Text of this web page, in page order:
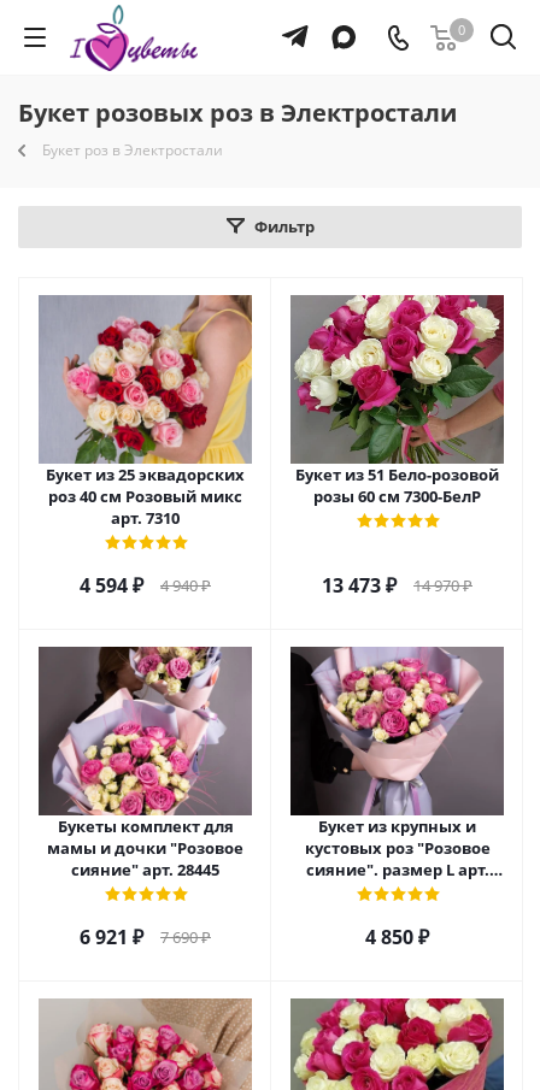
0
Букет розовых роз в Электростали
Букет роз в Электростали
Фильтр
Букет из 25 эквадорских
роз 40 см Розовый микс
арт. 7310
4 594₽ 4 940₽
Букет из 51 Бело-розовой
розы 60 см 7300-БелР
13 473₽ 14 970₽
Букеты комплект для
мамы и дочки "Розовое
сияние" арт. 28445
6 921 ₽ 7 690₽
Букет из крупных и
кустовых роз "Розовое
сияние". размер L арт.
28483/L
4 850₽